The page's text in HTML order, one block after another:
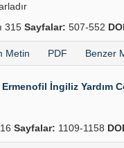
315 Sayfalar: 507-552
Metin PDF Benzer
İngiliz Yardım
Sayfalar: 1109-1158